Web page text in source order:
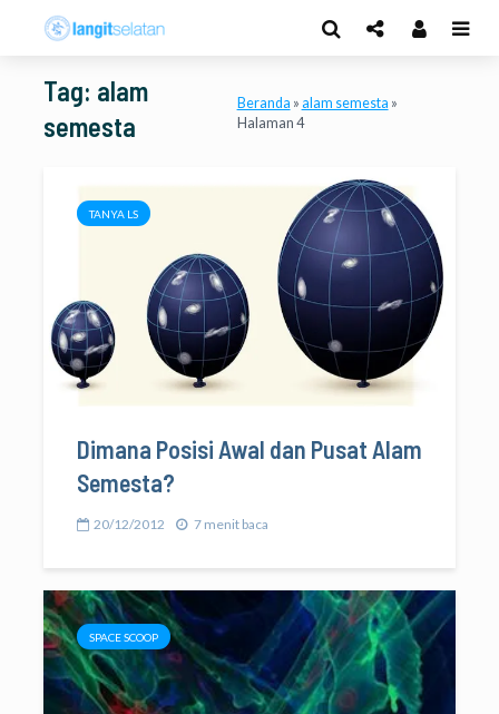
Tag: alam
semesta
Beranda » alam semesta »
Halaman 4
TANYA LS
Dimana Posisi Awal dan Pusat Alam
Semesta?
20/12/2012 7 menit baca
SPACE SCOOP